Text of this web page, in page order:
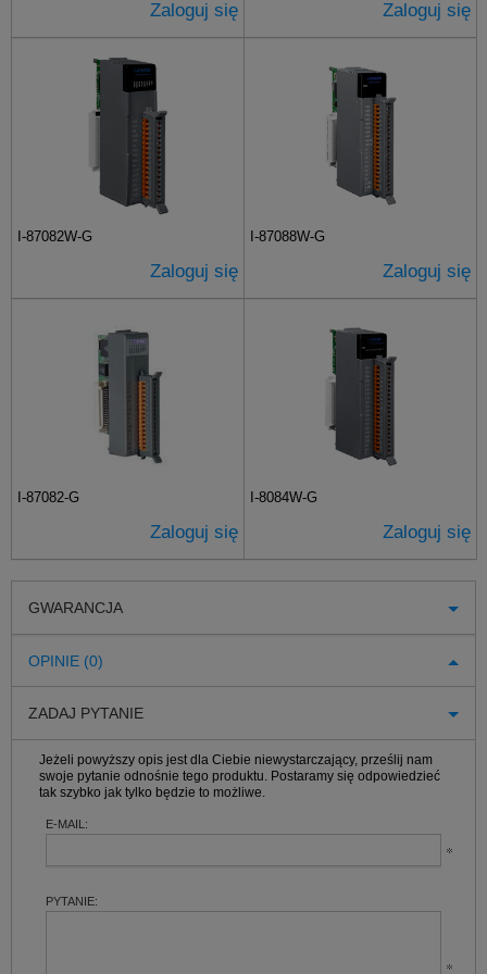
Zaloguj się Zaloguj się
I-87082W-G
Zaloguj się
I-87088W-G
Zaloguj się
I-87082-G
Zaloguj się
I-8084W-G
Zaloguj się
GWARANCJA
OPINIE (0)
ZADAJ PYTANIE
Jeżeli powyższy opis jest dla Ciebie niewystarczający, prześlij nam
swoje pytanie odnośnie tego produktu. Postaramy się odpowiedzieć
tak szybko jak tylko będzie to możliwe.
E-MAIL:
PYTANIE: